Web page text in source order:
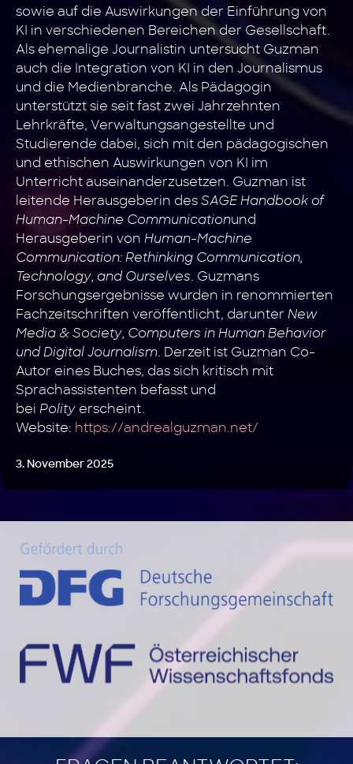
sowie auf die Auswirkungen der Einführung von
KI in verschiedenen Bereichen der Gesellschaft.
Als ehemalige Journalistin untersucht Guzman
auch die Integration von KI in den Journalismus
und die Medienbranche. Als Pädagogin
unterstützt sie seit fast zwei Jahrzehnten
Lehrkräfte, Verwaltungsangestellte und
Studierende dabei, sich mit den pädagogischen
und ethischen Auswirkungen von KI im
Unterricht auseinanderzusetzen. Guzman ist
leitende Herausgeberin des SAGE Handbook of
Human-Machine Communicationund
Herausgeberin von Human-Machine
Communication: Rethinking Communication,
Technology, and Ourselves . Guzmans
Forschungsergebnisse wurden in renommierten
Fachzeitschriften veröffentlicht, darunter New
Media & Society, Computers in Human Behavior
und Digital Journalism . Derzeit ist Guzman Co-
Autor eines Buches, das sich kritisch mit
Sprachassistenten befasst und
bei Polity erscheint.
Website: https://andrealguzman.net/
3. November 2025